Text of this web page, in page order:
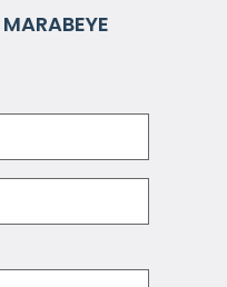
MARABEYE